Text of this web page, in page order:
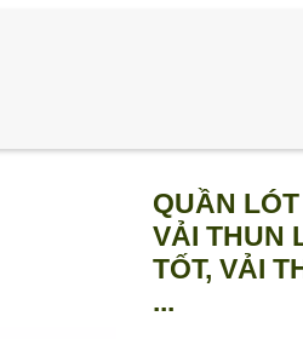
QUẦN LÓT
VẢI THUN
TỐT, VẢI
...